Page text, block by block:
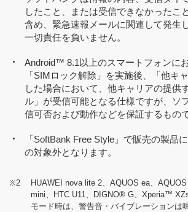
したこと、または受信できなかったこ
含め、緊急速報メールに関連して発生
一切責任を負いません。
Android™ 8.1以上のスマートフォンに
「SIMロック解除」を実施後、「他キ
した場合において、他キャリアの提供
ル」が受信可能となる仕様ですが、ソ
信可否および動作などを保証するもの
「SoftBank Free Style」で販売の製品
の対象外となります。
※2
HUAWEI nova lite 2、AQUOS ea、
mini、HTC U11、DIGNO® G、Xperia™
モード時は、警告音・バイブレーションは